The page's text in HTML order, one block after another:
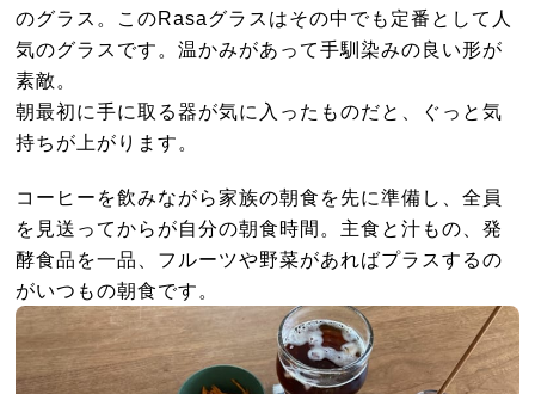
のグラス。このRasaグラスはその中でも定番として人
気のグラスです。温かみがあって手馴染みの良い形が
素敵。
朝最初に手に取る器が気に入ったものだと、ぐっと気
持ちが上がります。
コーヒーを飲みながら家族の朝食を先に準備し、全員
を見送ってからが自分の朝食時間。主食と汁もの、発
酵食品を一品、フルーツや野菜があればプラスするの
がいつもの朝食です。